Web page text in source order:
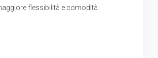
flessibilità e comodità.